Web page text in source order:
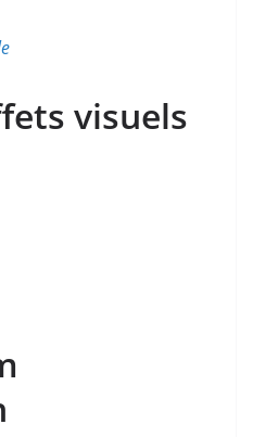
visuels